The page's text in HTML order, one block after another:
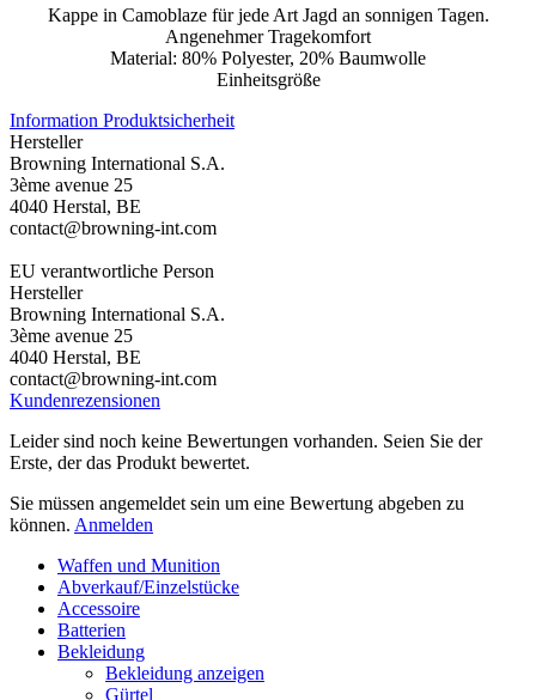
Kappe in Camoblaze für jede Art Jagd an sonnigen Tagen.
Angenehmer Tragekomfort
Material: 80% Polyester, 20% Baumwolle
Einheitsgröße
Information Produktsicherheit
Hersteller
Browning International S.A.
3ème avenue 25
4040 Herstal, BE
contact@browning-int.com
EU verantwortliche Person
Hersteller
Browning International S.A.
3ème avenue 25
4040 Herstal, BE
contact@browning-int.com
Kundenrezensionen
Leider sind noch keine Bewertungen vorhanden. Seien Sie der
Erste, der das Produkt bewertet.
Sie müssen angemeldet sein um eine Bewertung abgeben zu
können. Anmelden
Waffen und Munition
Abverkauf/Einzelstücke
Accessoire
Batterien
Bekleidung
Bekleidung anzeigen
Gürtel